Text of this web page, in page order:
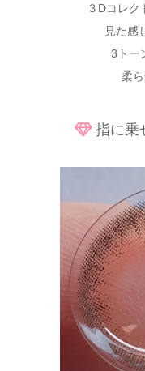
３Dコレ
見た感
3トー
柔
指に乗